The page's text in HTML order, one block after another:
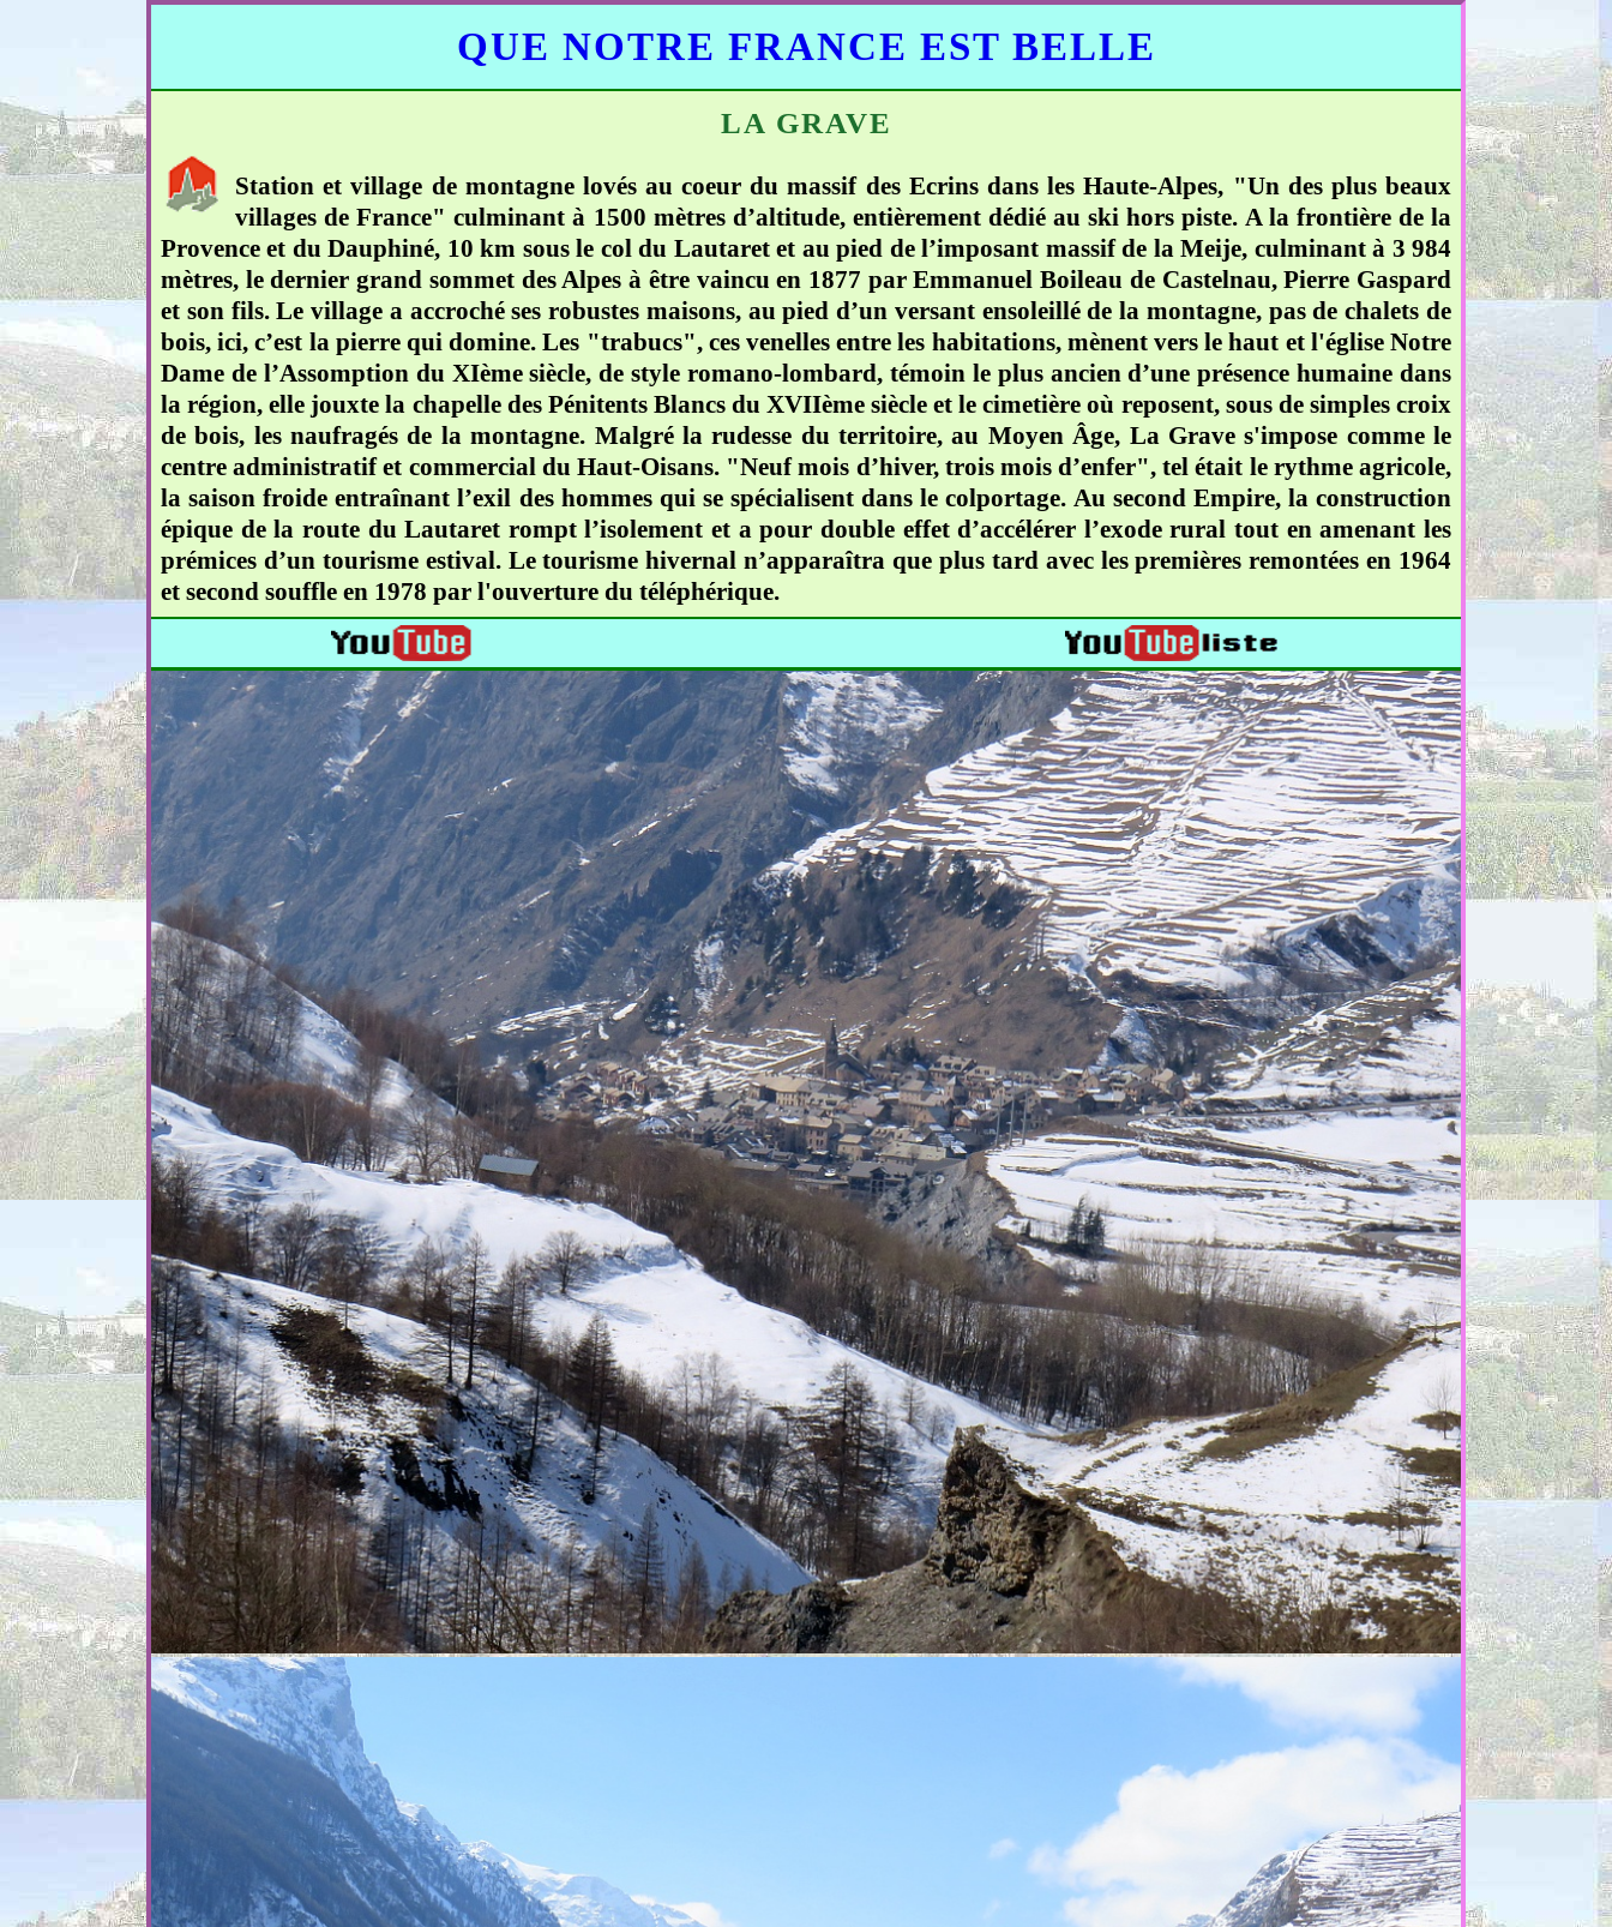
QUE NOTRE FRANCE EST BELLE
LA GRAVE
Station et village de montagne lovés au coeur du massif des Ecrins dans les Haute-Alpes, "Un des plus beaux
villages de France" culminant à 1500 mètres d’altitude, entièrement dédié au ski hors piste. A la frontière de la
Provence et du Dauphiné, 10 km sous le col du Lautaret et au pied de l’imposant massif de la Meije, culminant à 3 984
mètres, le dernier grand sommet des Alpes à être vaincu en 1877 par Emmanuel Boileau de Castelnau, Pierre Gaspard
et son fils. Le village a accroché ses robustes maisons, au pied d’un versant ensoleillé de la montagne, pas de chalets de
bois, ici, c’est la pierre qui domine. Les "trabucs", ces venelles entre les habitations, mènent vers le haut et l'église Notre
Dame de l’Assomption du XIème siècle, de style romano-lombard, témoin le plus ancien d’une présence humaine dans
la région, elle jouxte la chapelle des Pénitents Blancs du XVIIème siècle et le cimetière où reposent, sous de simples croix
de bois, les naufragés de la montagne. Malgré la rudesse du territoire, au Moyen Âge, La Grave s'impose comme le
centre administratif et commercial du Haut-Oisans. "Neuf mois d’hiver, trois mois d’enfer", tel était le rythme agricole,
la saison froide entraînant l’exil des hommes qui se spécialisent dans le colportage. Au second Empire, la construction
épique de la route du Lautaret rompt l’isolement et a pour double effet d’accélérer l’exode rural tout en amenant les
prémices d’un tourisme estival. Le tourisme hivernal n’apparaîtra que plus tard avec les premières remontées en 1964
et second souffle en 1978 par l'ouverture du téléphérique.